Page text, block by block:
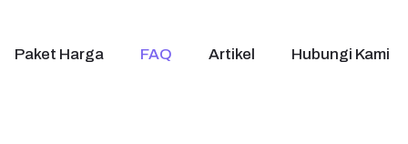
Paket Harga FAQ Artikel Hubungi Kami